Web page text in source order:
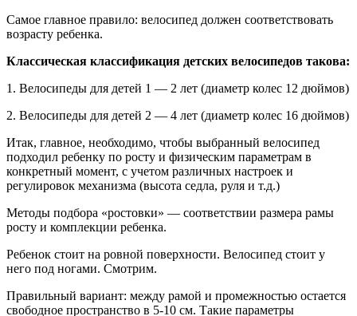
Самое главное правило: велосипед должен соответствовать
возрасту ребенка.
Классическая классификация детских велосипедов такова:
1. Велосипеды для детей 1 — 2 лет (диаметр колес 12 дюймов)
2. Велосипеды для детей 2 — 4 лет (диаметр колес 16 дюймов)
Итак, главное, необходимо, чтобы выбранный велосипед
подходил ребенку по росту и физическим параметрам в
конкретный момент, с учетом различных настроек и
регулировок механизма (высота седла, руля и т.д.)
Методы подбора «ростовки» — соответствии размера рамы
росту и комплекции ребенка.
Ребенок стоит на ровной поверхности. Велосипед стоит у
него под ногами. Смотрим.
Правильный вариант: между рамой и промежностью остается
свободное пространство в 5-10 см. Такие параметры